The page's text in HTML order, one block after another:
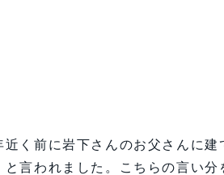
近く前に岩下さんのお父さんに
言われました。こちらの言い